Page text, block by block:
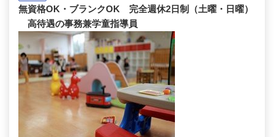
無資格OK・ブランクOK 完全週休2日制（土曜・日曜）
高待遇の事務兼学童指導員